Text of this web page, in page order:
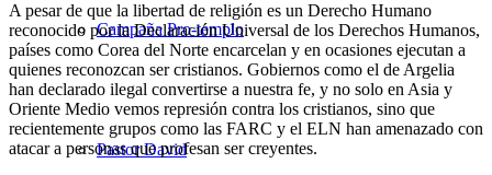
Campaña Pro-templo
Pastor David
A pesar de que la libertad de religión es un Derecho Humano
reconocido por la Declaración Universal de los Derechos Humanos,
países como Corea del Norte encarcelan y en ocasiones ejecutan a
quienes reconozcan ser cristianos. Gobiernos como el de Argelia
han declarado ilegal convertirse a nuestra fe, y no solo en Asia y
Oriente Medio vemos represión contra los cristianos, sino que
recientemente grupos como las FARC y el ELN han amenazado con
atacar a personas que profesan ser creyentes.